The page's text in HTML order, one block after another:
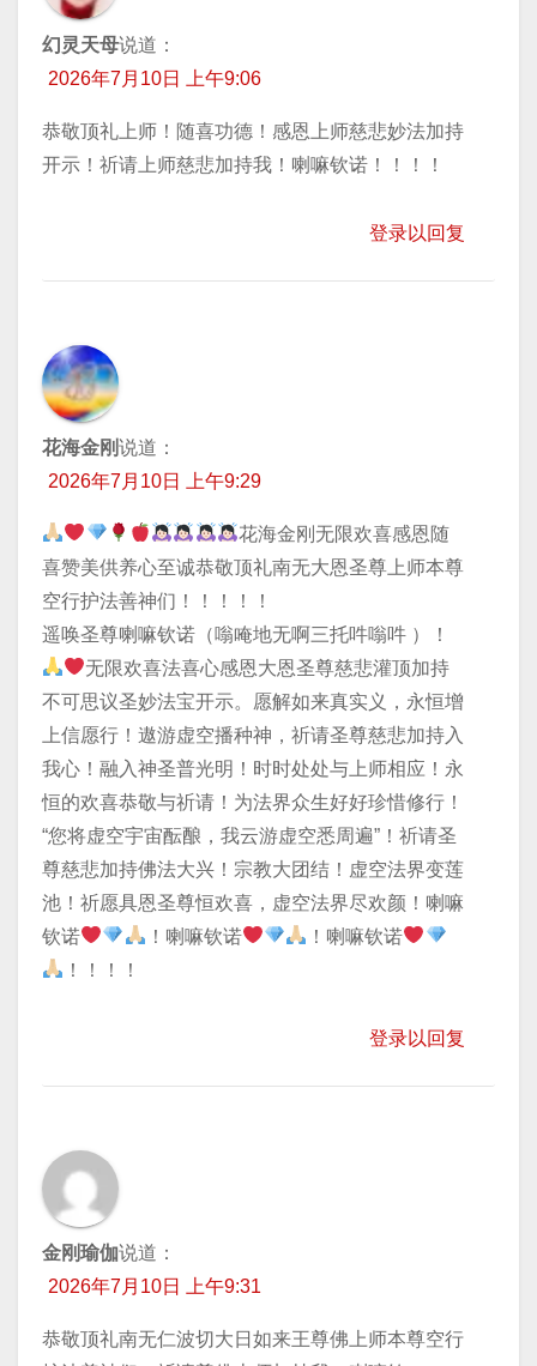
幻灵天母说道：
2026年7月10日 上午9:06
恭敬顶礼上师！随喜功德！感恩上师慈悲妙法加持
开示！祈请上师慈悲加持我！喇嘛钦诺！！！！
登录以回复
花海金刚说道：
2026年7月10日 上午9:29
花海金刚无限欢喜感恩随
喜赞美供养心至诚恭敬顶礼南无大恩圣尊上师本尊
空行护法善神们！！！！！
遥唤圣尊喇嘛钦诺（嗡唵地无啊三托吽嗡吽 ）！
无限欢喜法喜心感恩大恩圣尊慈悲灌顶加持
不可思议圣妙法宝开示。愿解如来真实义，永恒增
上信愿行！遨游虚空播种神，祈请圣尊慈悲加持入
我心！融入神圣普光明！时时处处与上师相应！永
恒的欢喜恭敬与祈请！为法界众生好好珍惜修行！
“您将虚空宇宙酝酿，我云游虚空悉周遍”！祈请圣
尊慈悲加持佛法大兴！宗教大团结！虚空法界变莲
池！祈愿具恩圣尊恒欢喜，虚空法界尽欢颜！喇嘛
钦诺
！喇嘛钦诺
！喇嘛钦诺
！！！！
登录以回复
金刚瑜伽说道：
2026年7月10日 上午9:31
恭敬顶礼南无仁波切大日如来王尊佛上师本尊空行